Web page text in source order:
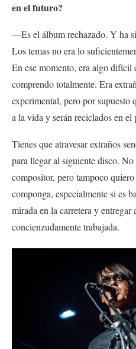
en el futuro?
—Es el álbum rechazado. Y ha
Los temas no era lo
En ese momento, era algo difícil
comprendo totalmente. Era
experimental, pero por supuesto
a la vida y serán reciclados en
Tienes que atravesar extraños
para llegar al siguiente disco.
compositor, pero tampoco
componga, especialmente si es
mirada en la carretera y entregar
concienzudamente trabajada.